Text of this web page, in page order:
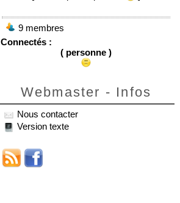
9 membres
Connectés :
( personne )
Webmaster - Infos
Nous contacter
Version texte